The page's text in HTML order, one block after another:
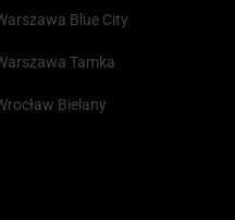
Blue City
Tamka
Bielany